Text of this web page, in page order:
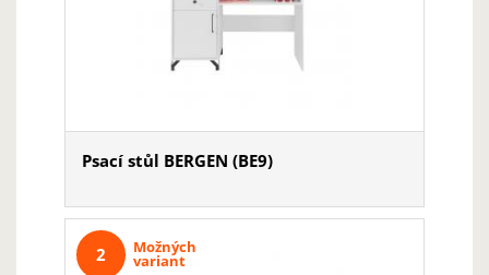
Psací stůl BERGEN (BE9)
Možných
variant
2